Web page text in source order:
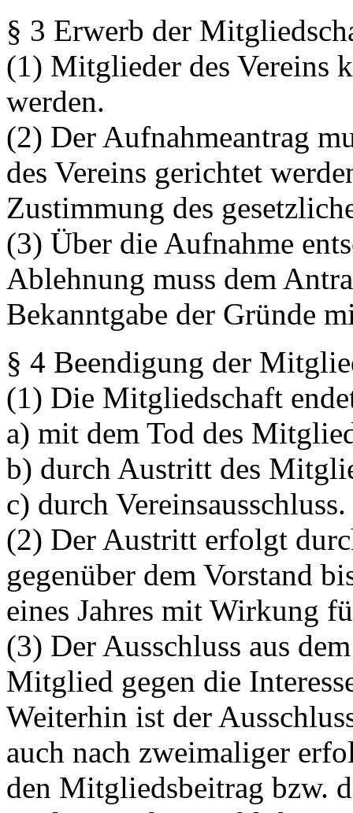
§ 3 Erwerb der
(1) Mitglieder des Vereins
werden.
(2) Der Aufnahmeantrag
des Vereins gerichtet
Zustimmung des
(3) Über die Aufnahme
Ablehnung muss dem
Bekanntgabe der Gründe
§ 4 Beendigung der
(1) Die Mitgliedschaft
a) mit dem Tod des
b) durch Austritt des
c) durch Vereinsausschluss.
(2) Der Austritt erfolgt
gegenüber dem Vorstand
eines Jahres mit Wirkung
(3) Der Ausschluss aus
Mitglied gegen die
Weiterhin ist der
auch nach zweimaliger
den Mitgliedsbeitrag bzw.